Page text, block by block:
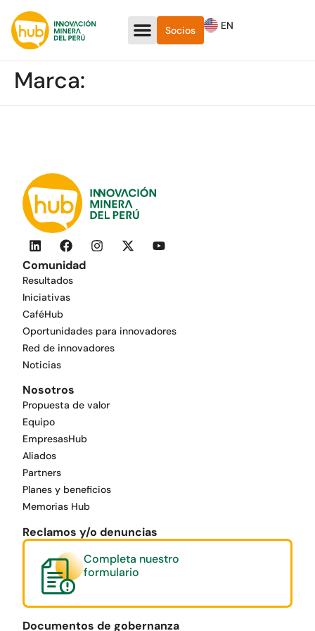
Socios EN
Marca:
Comunidad
Resultados
Iniciativas
CaféHub
Oportunidades para innovadores
Red de innovadores
Noticias
Nosotros
Propuesta de valor
Equipo
EmpresasHub
Aliados
Partners
Planes y beneficios
Memorias Hub
Reclamos y/o denuncias
Completa nuestro
formulario
Documentos de gobernanza